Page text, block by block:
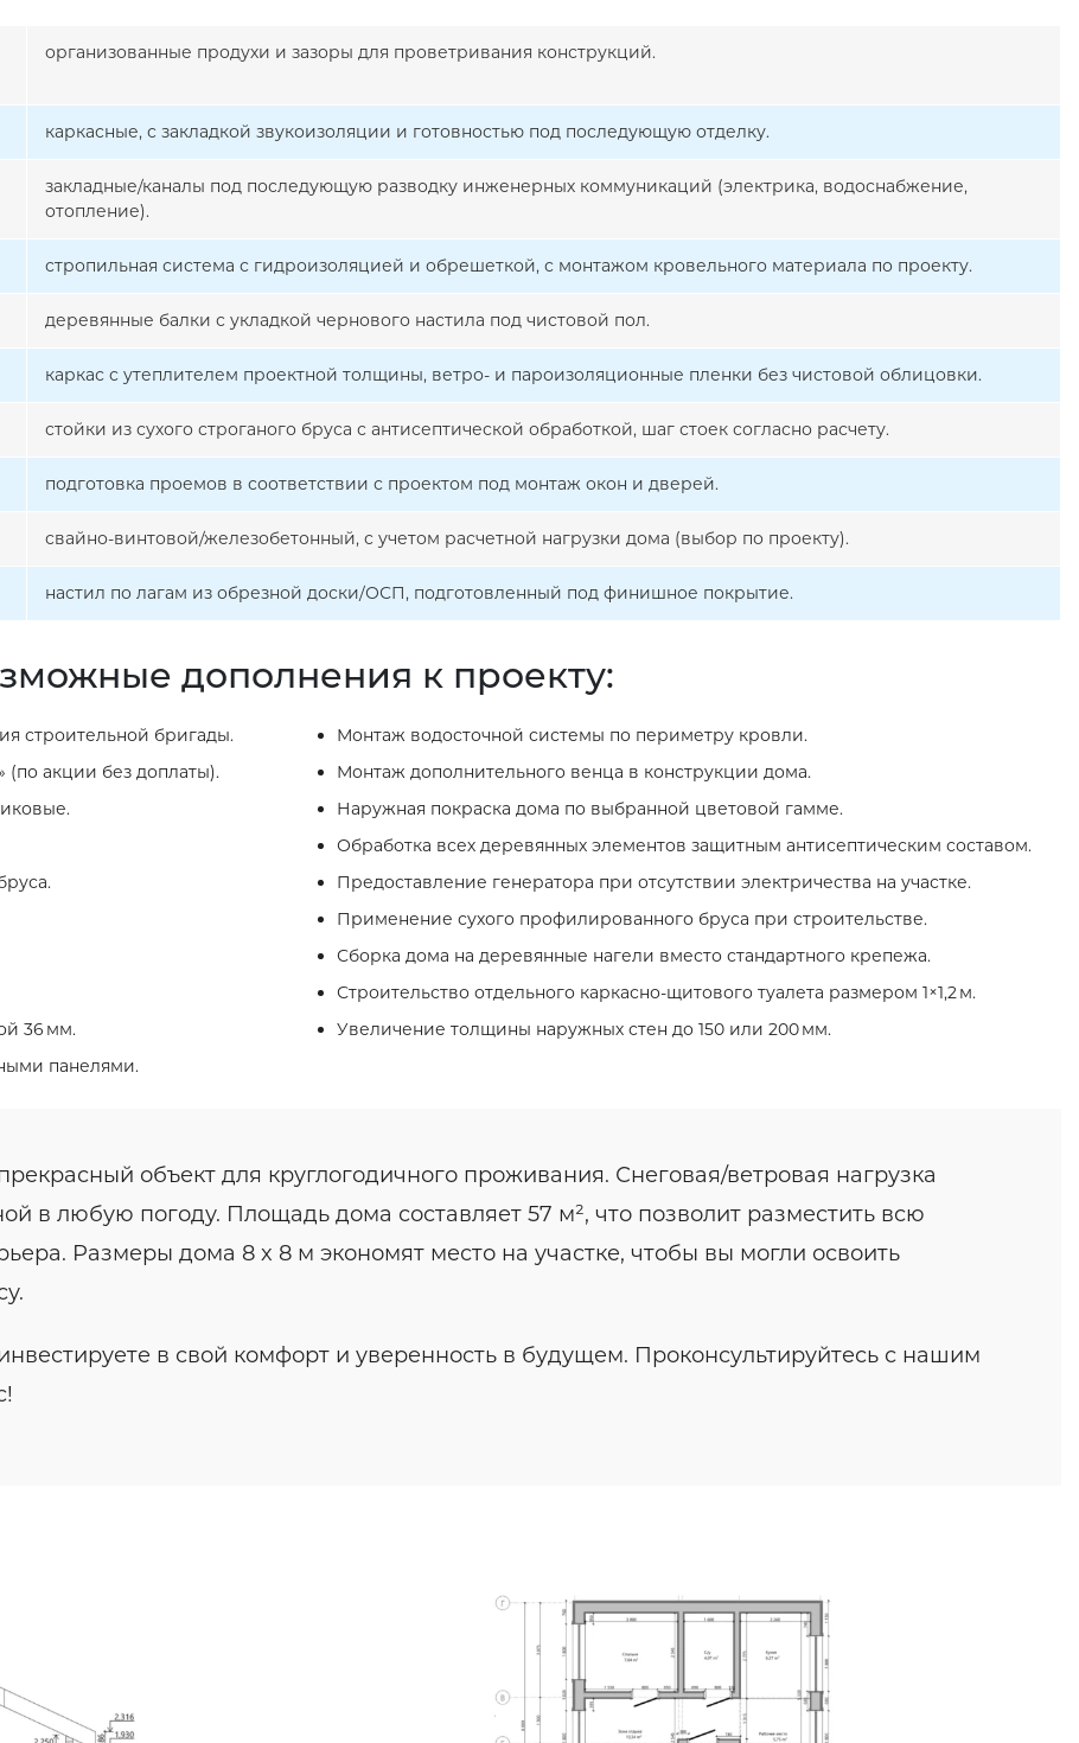
организованные продухи и зазоры для проветривания конструкций.
каркасные, с закладкой звукоизоляции и готовностью под последующую отделку.
закладные/каналы под последующую разводку инженерных коммуникаций (электрика, водоснабжение,
отопление).
стропильная система с гидроизоляцией и обрешеткой, с монтажом кровельного материала по проекту.
деревянные балки с укладкой чернового настила под чистовой пол.
каркас с утеплителем проектной толщины, ветро- и пароизоляционные пленки без чистовой облицовки.
стойки из сухого строганого бруса с антисептической обработкой, шаг стоек согласно расчету.
подготовка проемов в соответствии с проектом под монтаж окон и дверей.
свайно-винтовой/железобетонный, с учетом расчетной нагрузки дома (выбор по проекту).
настил по лагам из обрезной доски/ОСП, подготовленный под финишное покрытие.
дополнения к проекту:
строительной бригады.
(по акции без доплаты).
36 мм.
панелями.
Монтаж водосточной системы по периметру кровли.
Монтаж дополнительного венца в конструкции дома.
Наружная покраска дома по выбранной цветовой гамме.
Обработка всех деревянных элементов защитным антисептическим составом.
Предоставление генератора при отсутствии электричества на участке.
Применение сухого профилированного бруса при строительстве.
Сборка дома на деревянные нагели вместо стандартного крепежа.
Строительство отдельного каркасно‑щитового туалета размером 1×1,2 м.
Увеличение толщины наружных стен до 150 или 200 мм.
объект для круглогодичного проживания. Снеговая/ветровая нагрузка
в любую погоду. Площадь дома составляет 57 м², что позволит разместить всю
Размеры дома 8 x 8 м экономят место на участке, чтобы вы могли освоить
в свой комфорт и уверенность в будущем. Проконсультируйтесь с нашим